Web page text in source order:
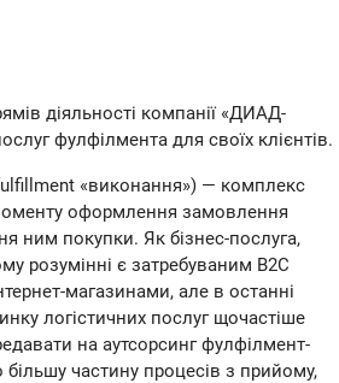
діяльності компанії «ДИАД-
фулфілмента для своїх клієнтів.
«виконання») — комплекс
оформлення замовлення
ним покупки. Як бізнес-послуга,
розумінні є затребуваним В2С
магазинами, але в останні
логістичних послуг щочастіше
на аутсорсинг фулфілмент-
частину процесів з прийому,